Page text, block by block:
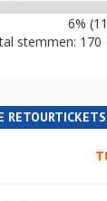
6%
stemmen: 170
RETOURTICKETS